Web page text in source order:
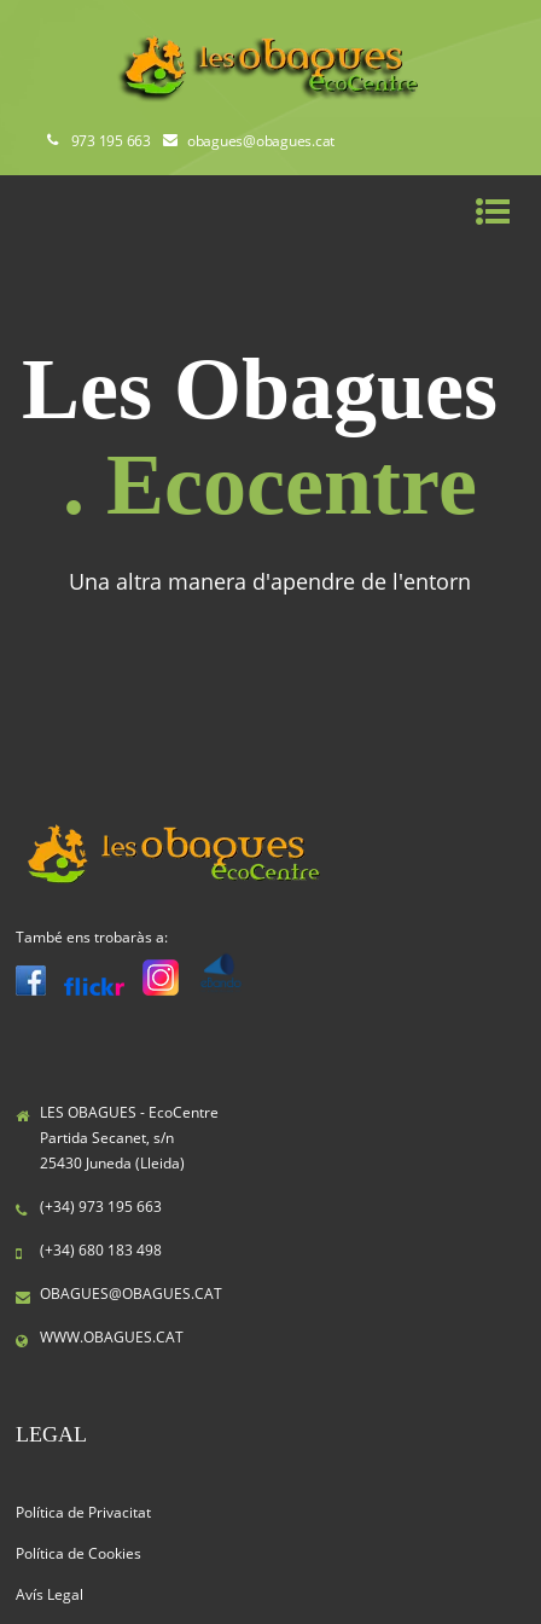
973 195 663 obagues@obagues.cat
Les Obagues
. Ecocentre
Una altra manera d'apendre de l'entorn
També ens trobaràs a:
LES OBAGUES - EcoCentre
Partida Secanet, s/n
25430 Juneda (Lleida)
(+34) 973 195 663
(+34) 680 183 498
OBAGUES@OBAGUES.CAT
WWW.OBAGUES.CAT
LEGAL
Política de Privacitat
Política de Cookies
Avís Legal